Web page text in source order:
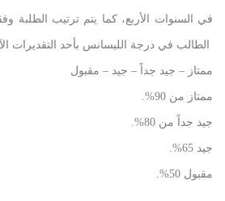
في السنوات الأربع، كما يتم ترتيب الطلبة
الطالب في درجة الليسانس بأحد التقديرات
ممتاز – جيد جداً – جيد – مقبول
ممتاز من 90%.
جيد جداً من 80%.
جيد 65%.
مقبول 50%.